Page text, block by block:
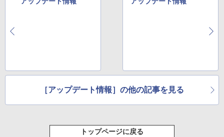
［アップデート情報］の他の記事を見る
トップページに戻る